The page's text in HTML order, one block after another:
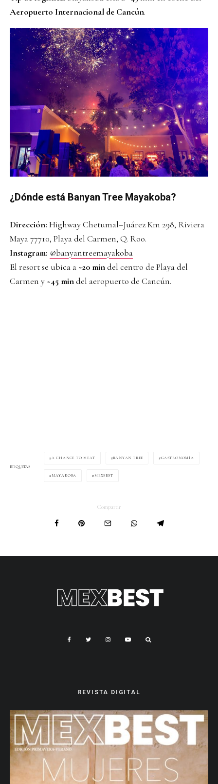
Aeropuerto Internacional de Cancún.
¿Dónde está Banyan Tree Mayakoba?
Dirección: Highway Chetumal–Juárez Km 298, Riviera
Maya 77710, Playa del Carmen, Q. Roo.
Instagram: @banyantreemayakoba
El resort se ubica a ~20 mindel centro de Playa del
Carmen y ~45 mindel aeropuerto de Cancún.
ETIQUETAS
A CHANCE TO MEAT BANYAN TREE GASTRONOMÍA
MAYAKOBA MEXBEST
Compartir
REVISTA DIGITAL